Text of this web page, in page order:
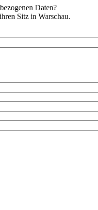
Daten?
Sitz in Warschau.